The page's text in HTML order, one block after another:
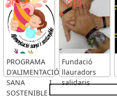
2019
PROGRAMA
D'ALIMENTACIÓ
SANA I
SOSTENIBLE
2019
Fundació
llauradors
salidaris